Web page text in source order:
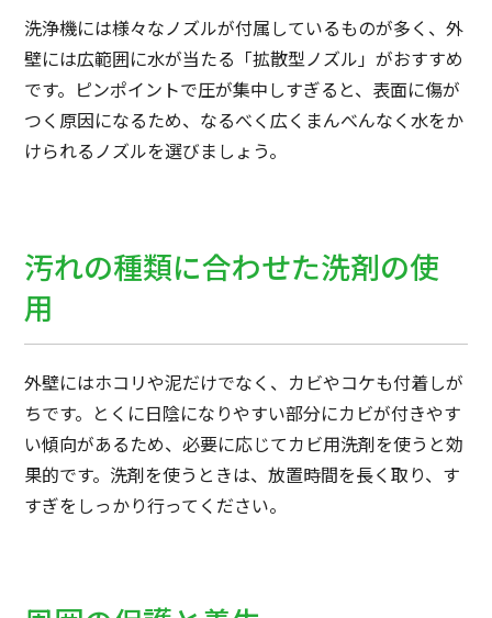
洗浄機には様々なノズルが付属しているものが多く、外
壁には広範囲に水が当たる「拡散型ノズル」がおすすめ
です。ピンポイントで圧が集中しすぎると、表面に傷が
つく原因になるため、なるべく広くまんべんなく水をか
けられるノズルを選びましょう。
汚れの種類に合わせた洗剤の使
用
外壁にはホコリや泥だけでなく、カビやコケも付着しが
ちです。とくに日陰になりやすい部分にカビが付きやす
い傾向があるため、必要に応じてカビ用洗剤を使うと効
果的です。洗剤を使うときは、放置時間を長く取り、す
すぎをしっかり行ってください。